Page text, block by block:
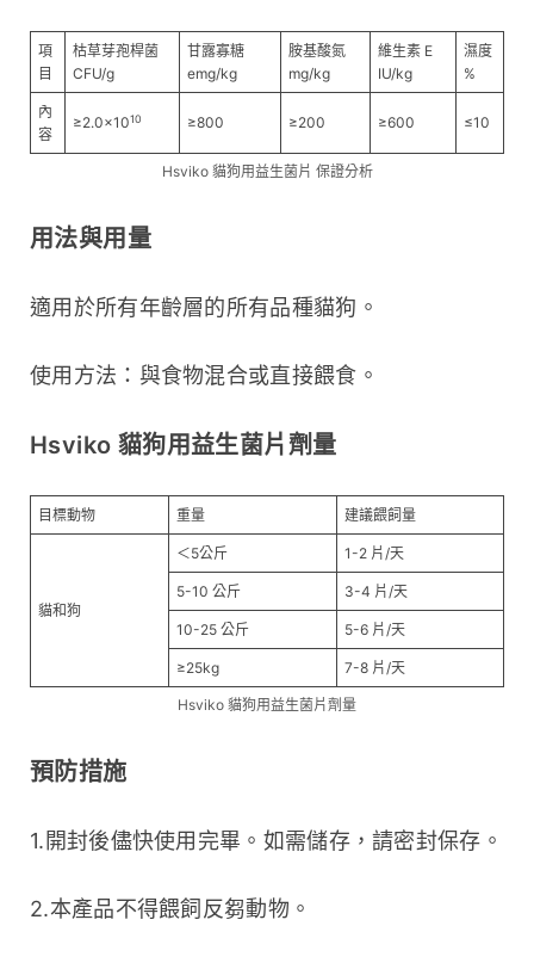
項
目
枯草芽孢桿菌
CFU/g
甘露寡糖
emg/kg
胺基酸氮
mg/kg
維生素 E
IU/kg
濕度
%
內
容
≥2.0×1010 ≥800 ≥200 ≥600 ≤10
Hsviko 貓狗用益生菌片 保證分析
用法與用量
適用於所有年齡層的所有品種貓狗。
使用方法：與食物混合或直接餵食。
Hsviko 貓狗用益生菌片劑量
目標動物 重量 建議餵飼量
貓和狗
＜5公斤 1-2 片/天
5-10 公斤 3-4 片/天
10-25 公斤 5-6 片/天
≥25kg 7-8 片/天
Hsviko 貓狗用益生菌片劑量
預防措施
1.開封後儘快使用完畢。如需儲存，請密封保存。
2.本產品不得餵飼反芻動物。